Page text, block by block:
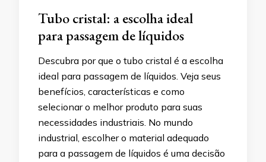
Tubo cristal: a escolha ideal
para passagem de líquidos
Descubra por que o tubo cristal é a escolha
ideal para passagem de líquidos. Veja seus
benefícios, características e como
selecionar o melhor produto para suas
necessidades industriais. No mundo
industrial, escolher o material adequado
para a passagem de líquidos é uma decisão